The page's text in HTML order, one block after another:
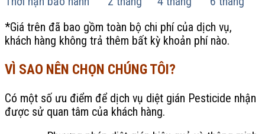
*Giá trên đã bao gồm toàn bộ chi phí của dịch vụ,
khách hàng không trả thêm bất kỳ khoản phí nào.
VÌ SAO NÊN CHỌN CHÚNG TÔI?
Có một số ưu điểm để dịch vụ diệt gián Pesticide nhận
được sử quan tâm của khách hàng.